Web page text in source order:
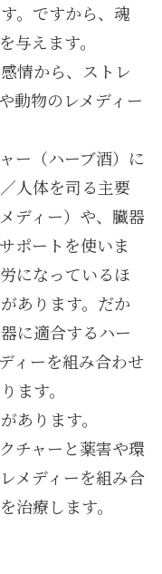
。ですから、魂
与えます。
情から、ストレ
動物のレメディー
ー（ハーブ酒）に
人体を司る主要
ディー）や、臓器
ポートを使いま
になっているほ
あります。だか
に適合するハー
ィーを組み合わせ
ます。
あります。
チャーと薬害や環
メディーを組み合
治療します。